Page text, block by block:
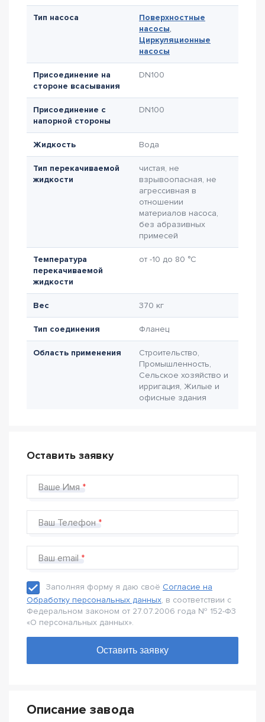
Тип насоса
Поверхностные
насосы,
Циркуляционные
насосы
Присоединение на
стороне всасывания
DN100
Присоединение с
напорной стороны
DN100
Жидкость Вода
Тип перекачиваемой
жидкости
чистая, не
взрывоопасная, не
агрессивная в
отношении
материалов насоса,
без абразивных
примесей
Температура
перекачиваемой
жидкости
от -10 до 80 °C
Вес 370 кг
Тип соединения Фланец
Область применения
Строительство,
Промышленность,
Сельское хозяйство и
ирригация, Жилые и
офисные здания
Оставить заявку
Ваше Имя
Ваш Телефон
Ваш email
Заполняя форму я даю своё Согласие на
Обработку персональных данных, в соответствии с
Федеральном законом от 27.07.2006 года № 152-Ф3
«О персональных данных».
Описание завода